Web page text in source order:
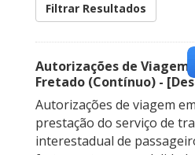
Filtrar Resultados
Autorizações de Viagem
Fretado (Contínuo) -
Autorizações de viagem
prestação do serviço de
interestadual de